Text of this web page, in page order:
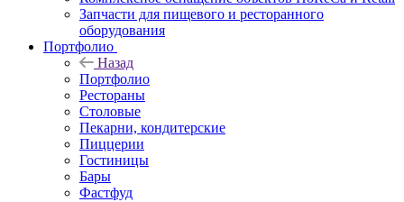
Запчасти для пищевого и ресторанного
оборудования
Портфолио
Назад
Портфолио
Рестораны
Столовые
Пекарни, кондитерские
Пиццерии
Гостиницы
Бары
Фастфуд